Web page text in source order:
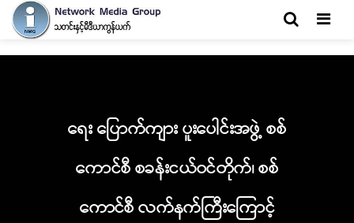
ရေး ပြောက်ကျား ပူးပေါင်းအဖွဲ့ စစ်
ကောင်စီ စခန်းငယ်ဝင်တိုက်၊ စစ်
ကောင်စီ လက်နက်ကြီးကြောင့်